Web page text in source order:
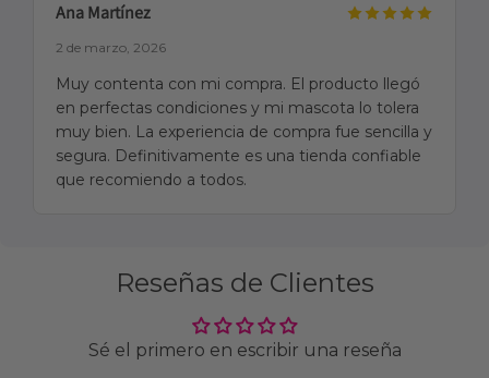
Ana Martínez
2 de marzo, 2026
Muy contenta con mi compra. El producto llegó
en perfectas condiciones y mi mascota lo tolera
muy bien. La experiencia de compra fue sencilla y
segura. Definitivamente es una tienda confiable
que recomiendo a todos.
Reseñas de Clientes
Sé el primero en escribir una reseña